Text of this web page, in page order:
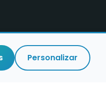
Personalizar